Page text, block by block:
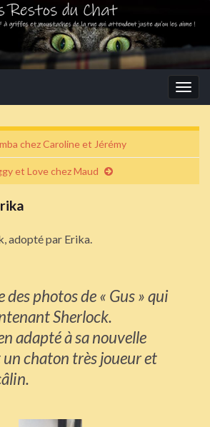
chez Caroline et Jérémy
et Love chez Maud
adopté par Erika.
des photos de « Gus » qui
Sherlock.
adapté à sa nouvelle
un chaton très joueur et